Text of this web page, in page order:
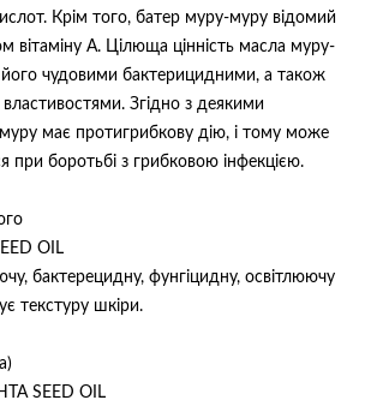
Крім того, батер муру-муру відомий
вітаміну А. Цілюща цінність масла муру-
чудовими бактерицидними, а також
Згідно з деякими
має протигрибкову дію, і тому може
при боротьбі з грибковою інфекцією.
OIL
бактерецидну, фунгіцидну, освітлюючу
текстуру шкіри.
SEED OIL